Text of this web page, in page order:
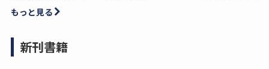
もっと見る
新刊書籍